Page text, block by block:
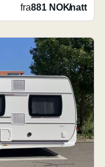
fra881 NOK/natt